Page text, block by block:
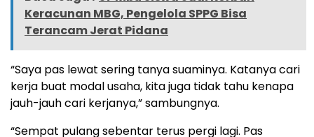
Keracunan MBG, Pengelola SPPG Bisa
Terancam Jerat Pidana
“Saya pas lewat sering tanya suaminya. Katanya cari
kerja buat modal usaha, kita juga tidak tahu kenapa
jauh-jauh cari kerjanya,” sambungnya.
“Sempat pulang sebentar terus pergi lagi. Pas